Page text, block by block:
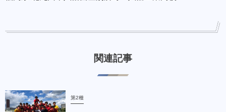
関連記事
第2種